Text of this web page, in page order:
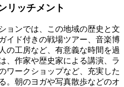
リッチメント
ョンでは、この地域の歴史と文
イド付きの戦場ツアー、音楽博
の工房など、有意義な時間を過
、作家や歴史家による講演、ラ
ワークショップなど、充実した
。朝のヨガや写真散歩などのオ